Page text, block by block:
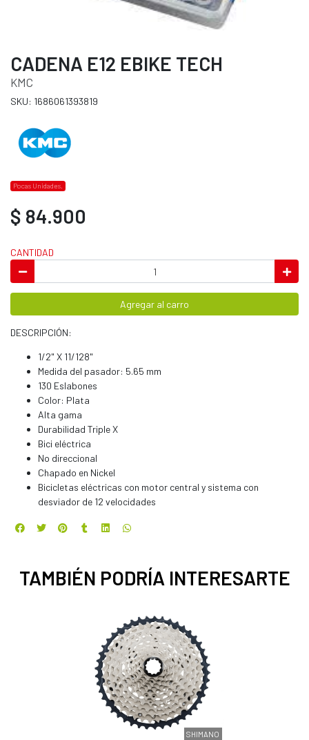
CADENA E12 EBIKE TECH
KMC
SKU: 1686061393819
Pocas Unidades.
$ 84.900
CANTIDAD
Agregar al carro
DESCRIPCIÓN:
1/2" X 11/128"
Medida del pasador: 5.65 mm
130 Eslabones
Color: Plata
Alta gama
Durabilidad Triple X
Bici eléctrica
No direccional
Chapado en Nickel
Bicicletas eléctricas con motor central y sistema con
desviador de 12 velocidades
TAMBIÉN PODRÍA INTERESARTE
SHIMANO